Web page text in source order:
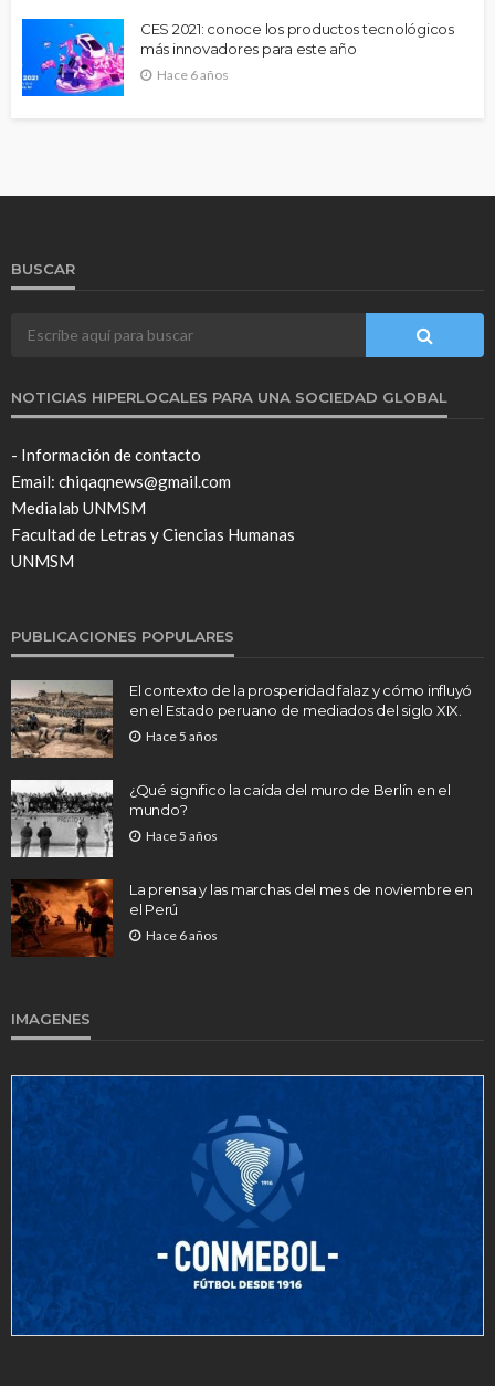
CES 2021: conoce los productos tecnológicos
más innovadores para este año
Hace 6 años
BUSCAR
NOTICIAS HIPERLOCALES PARA UNA SOCIEDAD GLOBAL
- Información de contacto
Email: chiqaqnews@gmail.com
Medialab UNMSM
Facultad de Letras y Ciencias Humanas
UNMSM
PUBLICACIONES POPULARES
El contexto de la prosperidad falaz y cómo influyó
en el Estado peruano de mediados del siglo XIX.
Hace 5 años
¿Qué significo la caída del muro de Berlín en el
mundo?
Hace 5 años
La prensa y las marchas del mes de noviembre en
el Perú
Hace 6 años
IMAGENES